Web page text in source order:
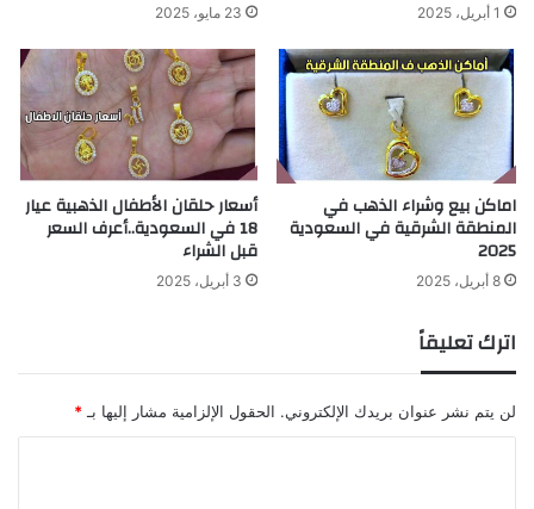
1 أبريل، 2025 23 مايو، 2025
اماكن بيع وشراء الذهب في
المنطقة الشرقية في السعودية
2025
8 أبريل، 2025
أسعار حلقان الأطفال الذهبية عيار
18 في السعودية..أعرف السعر
قبل الشراء
3 أبريل، 2025
اترك تعليقاً
لن يتم نشر عنوان بريدك الإلكتروني. الحقول الإلزامية مشار إليها بـ *